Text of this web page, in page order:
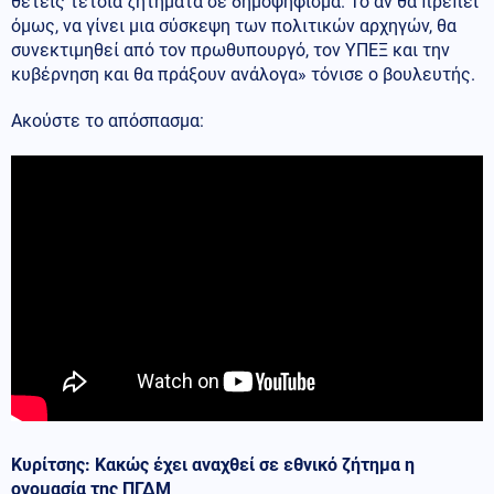
όμως, να γίνει μια σύσκεψη των πολιτικών αρχηγών, θα
συνεκτιμηθεί από τον πρωθυπουργό, τον ΥΠΕΞ και την
κυβέρνηση και θα πράξουν ανάλογα» τόνισε ο βουλευτής.
Ακούστε το απόσπασμα:
Κυρίτσης: Κακώς έχει αναχθεί σε εθνικό ζήτημα η
ονομασία της ΠΓΔΜ